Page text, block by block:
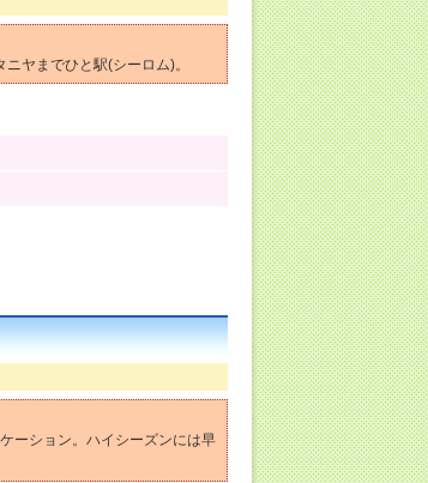
ヤまでひと駅(シーロム)。
ーション。ハイシーズンには早